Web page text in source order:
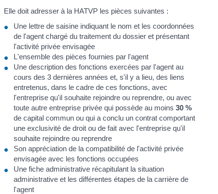
Elle doit adresser à la HATVP les pièces suivantes :
Une lettre de saisine indiquant le nom et les coordonnées
de l'agent chargé du traitement du dossier et présentant
l'activité privée envisagée
L'ensemble des pièces fournies par l'agent
Une description des fonctions exercées par l'agent au
cours des 3 dernières années et, s'il y a lieu, des liens
entretenus, dans le cadre de ces fonctions, avec
l'entreprise qu'il souhaite rejoindre ou reprendre, ou avec
toute autre entreprise privée qui possède au moins30 %
de capital commun ou qui a conclu un contrat comportant
une exclusivité de droit ou de fait avec l'entreprise qu'il
souhaite rejoindre ou reprendre
Son appréciation de la compatibilité de l'activité privée
envisagée avec les fonctions occupées
Une fiche administrative récapitulant la situation
administrative et les différentes étapes de la carrière de
l'agent